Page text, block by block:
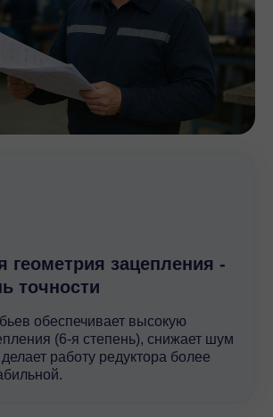
геометрия зацепления -
точности
обеспечивает высокую
(6-я степень), снижает шум
работу редуктора более